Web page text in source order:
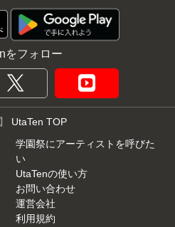
をフォロー
UtaTen TOP
学園祭にアーティストを呼びた
い
UtaTenの使い方
お問い合わせ
運営会社
利用規約